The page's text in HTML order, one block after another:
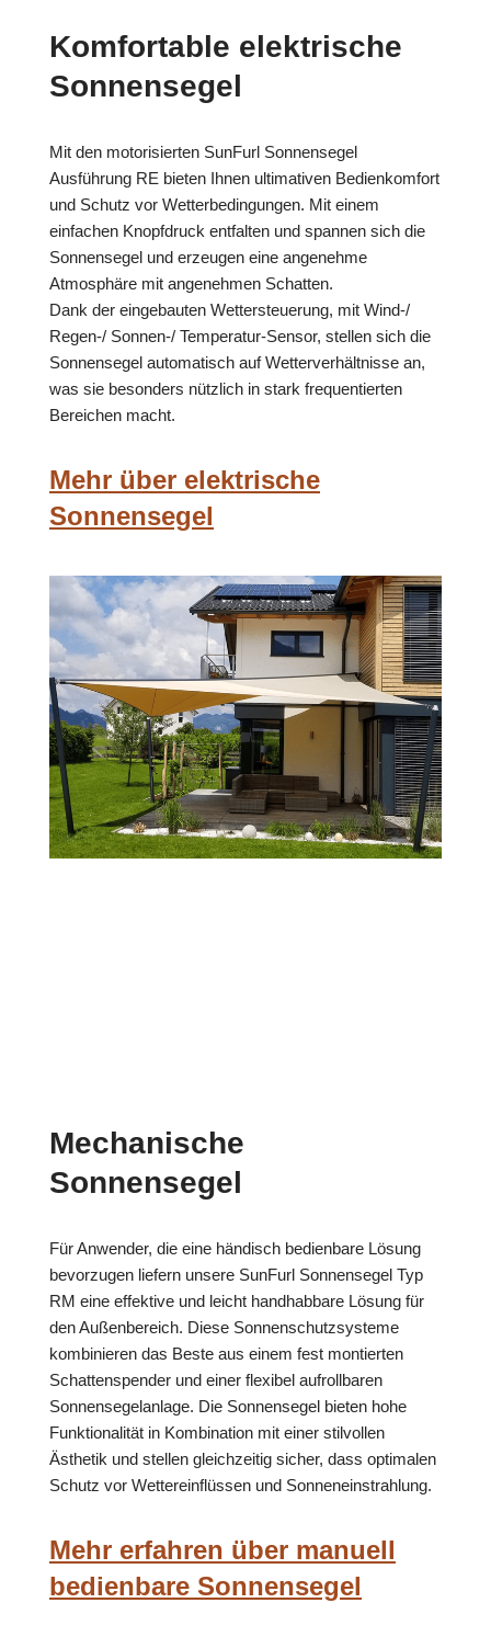
Komfortable elektrische
Sonnensegel
Mit den motorisierten SunFurl Sonnensegel
Ausführung RE bieten Ihnen ultimativen Bedienkomfort
und Schutz vor Wetterbedingungen. Mit einem
einfachen Knopfdruck entfalten und spannen sich die
Sonnensegel und erzeugen eine angenehme
Atmosphäre mit angenehmen Schatten.
Dank der eingebauten Wettersteuerung, mit Wind-/
Regen-/ Sonnen-/ Temperatur-Sensor, stellen sich die
Sonnensegel automatisch auf Wetterverhältnisse an,
was sie besonders nützlich in stark frequentierten
Bereichen macht.
Mehr über elektrische
Sonnensegel
Mechanische
Sonnensegel
Für Anwender, die eine händisch bedienbare Lösung
bevorzugen liefern unsere SunFurl Sonnensegel Typ
RM eine effektive und leicht handhabbare Lösung für
den Außenbereich. Diese Sonnenschutzsysteme
kombinieren das Beste aus einem fest montierten
Schattenspender und einer flexibel aufrollbaren
Sonnensegelanlage. Die Sonnensegel bieten hohe
Funktionalität in Kombination mit einer stilvollen
Ästhetik und stellen gleichzeitig sicher, dass optimalen
Schutz vor Wettereinflüssen und Sonneneinstrahlung.
Mehr erfahren über manuell
bedienbare Sonnensegel